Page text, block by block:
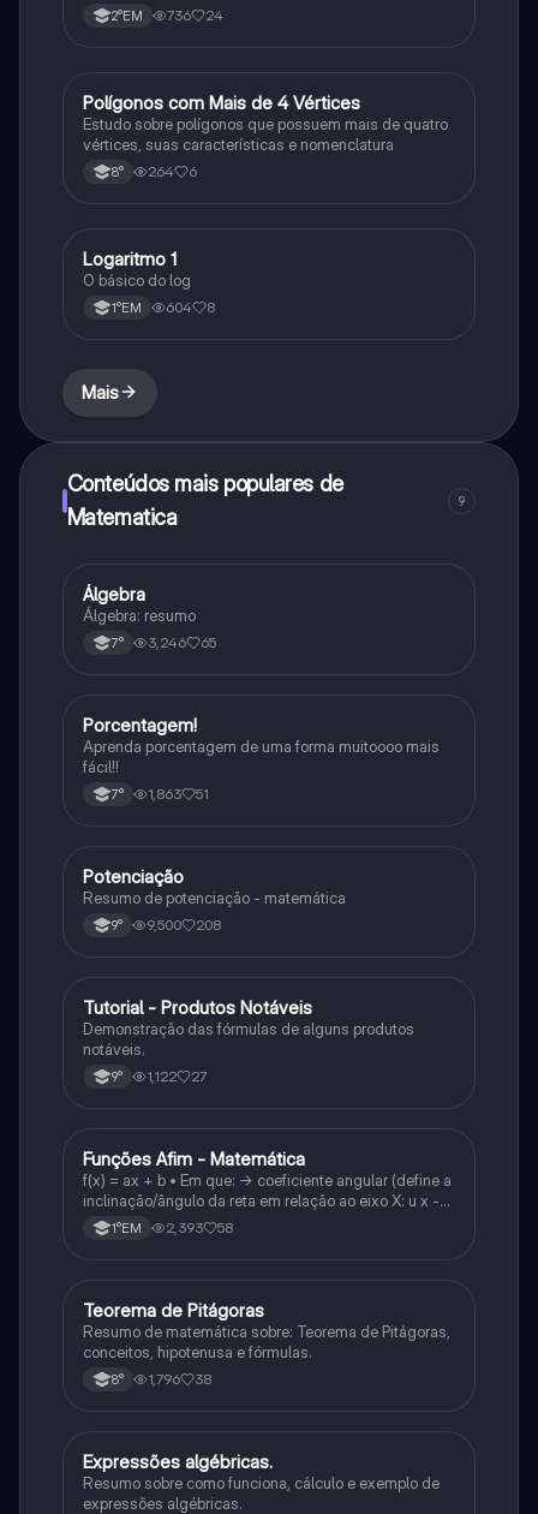
2°EM 736 24
Matematica
Polígonos com Mais de 4 Vértices
Estudo sobre polígonos que possuem mais de quatro
vértices, suas características e nomenclatura
8° 264 6
Matematica
Logaritmo 1
O básico do log
1°EM 604 8
Mais
Conteúdos mais populares de
Matematica
9
Matematica
Álgebra
Álgebra: resumo
7° 3,246 65
Matematica
Porcentagem!
Aprenda porcentagem de uma forma muitoooo mais
fácil!!
7° 1,863 51
Matematica
Potenciação
Resumo de potenciação - matemática
9° 9,500 208
Matematica
Tutorial - Produtos Notáveis
Demonstração das fórmulas de alguns produtos
notáveis.
9° 1,122 27
Matematica
Funções Afim - Matemática
f(x) = ax + b • Em que: -> coeficiente angular (define a
inclinação/ângulo da reta em relação ao eixo X: u x -
variável: a b → coeficiente linear (valor que corta o
eixo y).
1°EM 2,393 58
Matematica
Teorema de Pitágoras
Resumo de matemática sobre: Teorema de Pitágoras,
conceitos, hipotenusa e fórmulas.
8° 1,796 38
Matematica
Expressões algébricas.
Resumo sobre como funciona, cálculo e exemplo de
expressões algébricas.